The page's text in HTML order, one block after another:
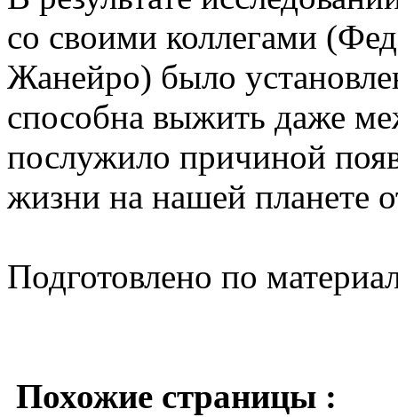
со своими коллегами
Жанейро) было
способна выжить даже
послужило причиной
жизни на нашей планете
Подготовлено по
Похожие страницы :